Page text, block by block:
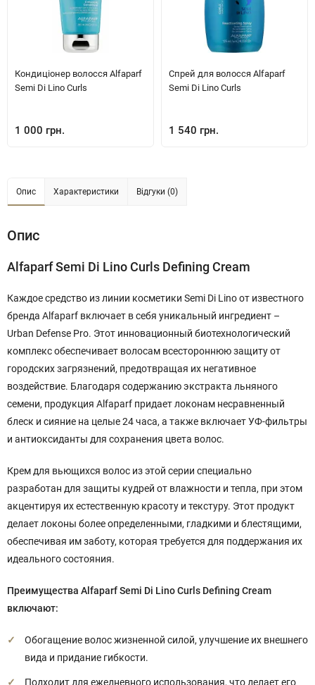
Кондиціонер волосся Alfaparf
Semi Di Lino Curls
1 000 грн.
Спрей для волосся Alfaparf
Semi Di Lino Curls
1 540 грн.
Опис Характеристики Відгуки (0)
Опис
Alfaparf Semi Di Lino Curls Defining Cream
Каждое средство из линии косметики Semi Di Lino от известного
бренда Alfaparf включает в себя уникальный ингредиент –
Urban Defense Pro. Этот инновационный биотехнологический
комплекс обеспечивает волосам всестороннюю защиту от
городских загрязнений, предотвращая их негативное
воздействие. Благодаря содержанию экстракта льняного
семени, продукция Alfaparf придает локонам несравненный
блеск и сияние на целые 24 часа, а также включает УФ-фильтры
и антиоксиданты для сохранения цвета волос.
Крем для вьющихся волос из этой серии специально
разработан для защиты кудрей от влажности и тепла, при этом
акцентируя их естественную красоту и текстуру. Этот продукт
делает локоны более определенными, гладкими и блестящими,
обеспечивая им заботу, которая требуется для поддержания их
идеального состояния.
Преимущества Alfaparf Semi Di Lino Curls Defining Cream
включают:
Обогащение волос жизненной силой, улучшение их внешнего
вида и придание гибкости.
Подходит для ежедневного использования, что делает его